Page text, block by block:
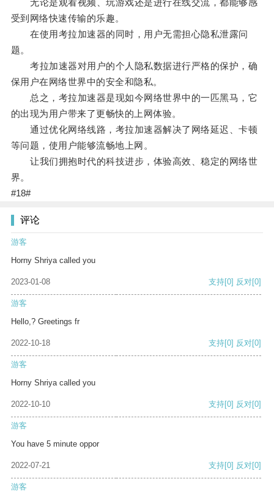
无论是观看视频、玩游戏还是进行在线交流，都能够感
受到网络快速传输的乐趣。
在使用考拉加速器的同时，用户无需担心隐私泄露问
题。
考拉加速器对用户的个人隐私数据进行严格的保护，确
保用户在网络世界中的安全和隐私。
总之，考拉加速器是现如今网络世界中的一匹黑马，它
的出现为用户带来了更畅快的上网体验。
通过优化网络线路，考拉加速器解决了网络延迟、卡顿
等问题，使用户能够流畅地上网。
让我们拥抱时代的科技进步，体验高效、稳定的网络世
界。
#18#
评论
游客
Horny Shriya called you
2023-01-08 支持[0] 反对[0]
游客
Hello,? Greetings fr
2022-10-18 支持[0] 反对[0]
游客
Horny Shriya called you
2022-10-10 支持[0] 反对[0]
游客
You have 5 minute oppor
2022-07-21 支持[0] 反对[0]
游客